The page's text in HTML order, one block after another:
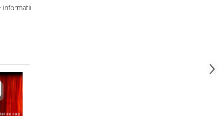
informatii